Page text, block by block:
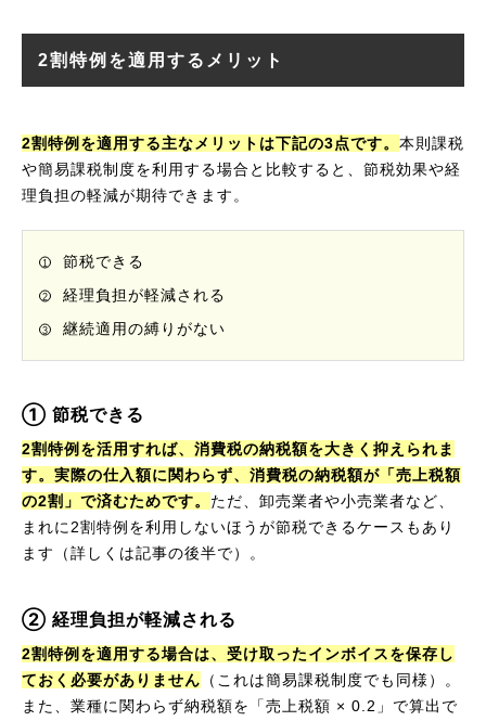
2割特例を適用するメリット
2割特例を適用する主なメリットは下記の3点です。 本則課税
や簡易課税制度を利用する場合と比較すると、節税効果や経
理負担の軽減が期待できます。
節税できる
経理負担が軽減される
継続適用の縛りがない
① 節税できる
2割特例を活用すれば、消費税の納税額を大きく抑えられま
す。実際の仕入額に関わらず、消費税の納税額が「売上税額
の2割」で済むためです。 ただ、卸売業者や小売業者など、
まれに2割特例を利用しないほうが節税できるケースもあり
ます（詳しくは記事の後半で）。
② 経理負担が軽減される
2割特例を適用する場合は、受け取ったインボイスを保存し
ておく必要がありません （これは簡易課税制度でも同様）。
また、業種に関わらず納税額を「売上税額 × 0.2」で算出で